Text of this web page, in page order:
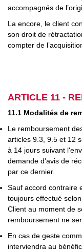
accompagnés de
La encore, le client
son droit de
compter de
ARTICLE 11 -
11.1 Modalités de
Le remboursement
articles 9.3, 9.5 et 12
à 14 jours suivant
demande d'avis de
par ce dernier.
Sauf accord contraire
toujours effectué
Client au moment de
remboursement ne
En cas de geste
interviendra au